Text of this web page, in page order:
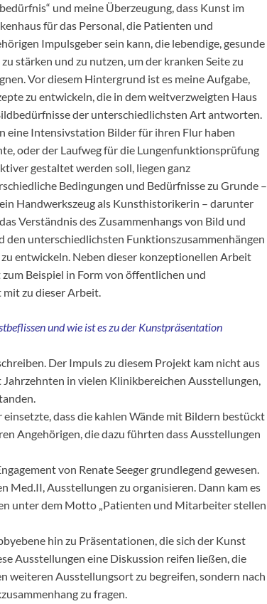
und meine Überzeugung, dass Kunst im
für das Personal, die Patienten und
Impulsgeber sein kann, die lebendige, gesunde
zu stärken und zu nutzen, um der kranken Seite zu
Vor diesem Hintergrund ist es meine Aufgabe,
zu entwickeln, die in dem weitverzweigten Haus
der unterschiedlichsten Art antworten.
eine Intensivstation Bilder für ihren Flur haben
oder der Laufweg für die Lungenfunktionsprüfung
gestaltet werden soll, liegen ganz
Bedingungen und Bedürfnisse zu Grunde –
Handwerkszeug als Kunsthistorikerin – darunter
Verständnis des Zusammenhangs von Bild und
den unterschiedlichsten Funktionszusammenhängen
entwickeln. Neben dieser konzeptionellen Arbeit
Beispiel in Form von öffentlichen und
zu dieser Arbeit.
und wie ist es zu der Kunstpräsentation
Der Impuls zu diesem Projekt kam nicht aus
in vielen Klinikbereichen Ausstellungen,
dass die kahlen Wände mit Bildern bestückt
Angehörigen, die dazu führten dass Ausstellungen
von Renate Seeger grundlegend gewesen.
Med.II, Ausstellungen zu organisieren. Dann kam es
unter dem Motto „Patienten und Mitarbeiter stellen
hin zu Präsentationen, die sich der Kunst
Ausstellungen eine Diskussion reifen ließen, die
weiteren Ausstellungsort zu begreifen, sondern nach
zu fragen.